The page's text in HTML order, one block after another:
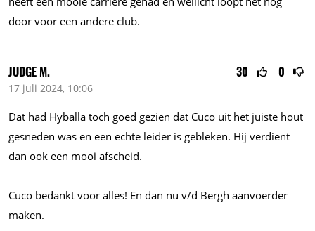
door voor een andere club.
30 0
JUDGE M.
17 juli 2024, 10:06
Dat had Hyballa toch goed gezien dat Cuco uit het juiste hout
gesneden was en een echte leider is gebleken. Hij verdient
dan ook een mooi afscheid.
Cuco bedankt voor alles! En dan nu v/d Bergh aanvoerder
maken.